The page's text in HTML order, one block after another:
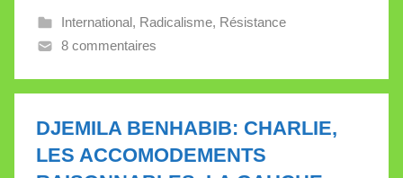
V
l
t
t
International, Radicalisme, Résistance
8 commentaires
DJEMILA BENHABIB: CHARLIE,
LES ACCOMODEMENTS